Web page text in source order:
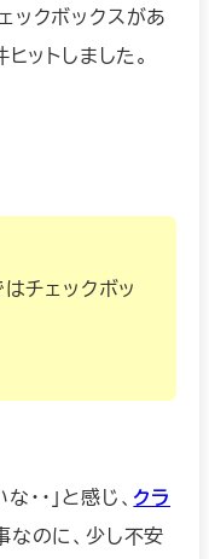
ックボックスがあ
ットしました。
はチェックボッ
・」と感じ、 クラ
なのに、少し不安